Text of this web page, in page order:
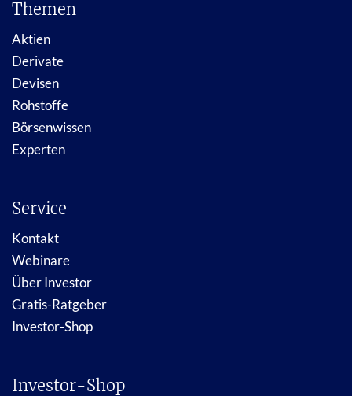
Themen
Aktien
Derivate
Devisen
Rohstoffe
Börsenwissen
Experten
Service
Kontakt
Webinare
Über Investor
Gratis-Ratgeber
Investor-Shop
Investor-Shop